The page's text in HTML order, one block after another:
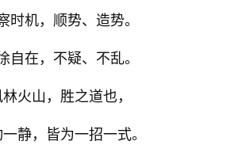
时机，顺势、造势。
自在，不疑、不乱。
林火山，胜之道也，
静，皆为一招一式。